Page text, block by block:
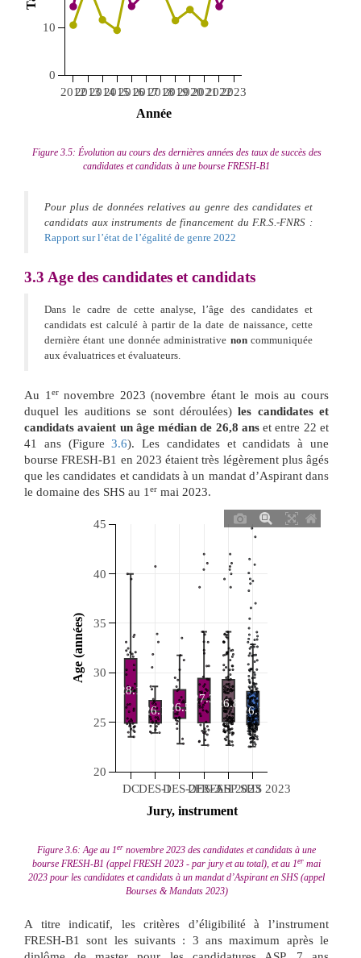
201220132014201520162017201820192020202120222023
0
10
Année
Figure 3.5: Évolution au cours des dernières années des taux de succès des
candidates et candidats à une bourse FRESH-B1
Pour plus de données relatives au genre des candidates et
candidats aux instruments de financement du F.R.S.-FNRS :
Rapport sur l’état de l’égalité de genre 2022
3.3 Age des candidates et candidats
Dans le cadre de cette analyse, l’âge des candidates et
candidats est calculé à partir de la date de naissance, cette
dernière étant une donnée administrative noncommuniquée
aux évaluatrices et évaluateurs.
Au 1 ernovembre 2023 (novembre étant le mois au cours
duquel les auditions se sont déroulées)les candidates et
candidats avaient un âge médian de 26,8 anset entre 22 et
41 ans (Figure3.6). Les candidates et candidats à une
bourse FRESH-B1 en 2023 étaient très légèrement plus âgés
que les candidates et candidats à un mandat d’Aspirant dans
le domaine des SHS au 1 er mai 2023.
28.1
26.1
26.5
27.3 26.8
26.1
DCDES-1DES-2DES-3
FRESH 2023
ASP SHS 2023
20
25
30
35
40
45
Jury, instrument
Age (années)
Figure 3.6: Age au 1er novembre 2023 des candidates et candidats à une
bourse FRESH-B1 (appel FRESH 2023 - par jury et au total), et au 1er mai
2023 pour les candidates et candidats à un mandat d’Aspirant en SHS (appel
Bourses & Mandats 2023)
A titre indicatif, les critères d’éligibilité à l’instrument
FRESH-B1 sont les suivants : 3 ans maximum après le